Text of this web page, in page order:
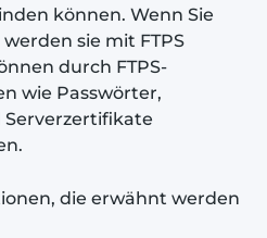
können. Wenn Sie
sie mit FTPS
durch FTPS-
wie Passwörter,
die erwähnt werden